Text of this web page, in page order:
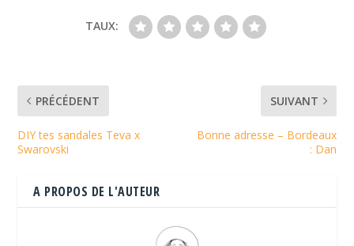
TAUX:
PRÉCÉDENT
DIY tes sandales Teva x
Swarovski
SUIVANT
Bonne adresse – Bordeaux
: Dan
A PROPOS DE L'AUTEUR